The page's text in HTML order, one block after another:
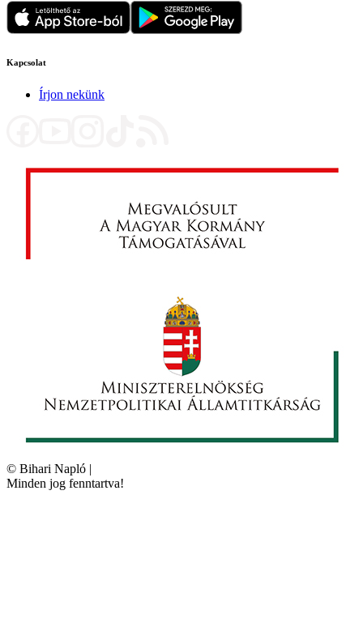
Kapcsolat
Írjon nekünk
© Bihari Napló |
Minden jog fenntartva!